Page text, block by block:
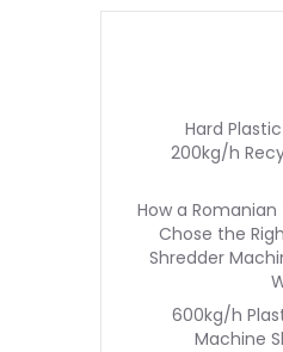
Hard
200kg/h
How a
Chose the
Shredder
600kg/h
Machine